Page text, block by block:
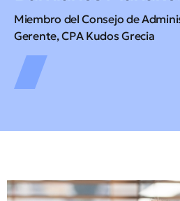
Miembro del Consejo de
Gerente, CPA Kudos Grecia